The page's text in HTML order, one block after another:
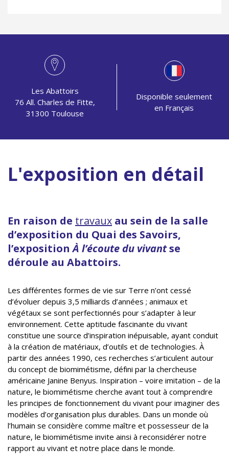
Les Abattoirs
76 All. Charles de Fitte,
31300 Toulouse
Disponible seulement
en Français
L'exposition en détail
En raison de travaux au sein de la salle
d’exposition du Quai des Savoirs,
l’expositionÀ l’écoute du vivantse
déroule au Abattoirs.
Les différentes formes de vie sur Terre n’ont cessé
d’évoluer depuis 3,5 milliards d’années ; animaux et
végétaux se sont perfectionnés pour s’adapter à leur
environnement. Cette aptitude fascinante du vivant
constitue une source d’inspiration inépuisable, ayant conduit
à la création de matériaux, d’outils et de technologies. À
partir des années 1990, ces recherches s’articulent autour
du concept de biomimétisme, défini par la chercheuse
américaine Janine Benyus. Inspiration – voire imitation – de la
nature, le biomimétisme cherche avant tout à comprendre
les principes de fonctionnement du vivant pour imaginer des
modèles d’organisation plus durables. Dans un monde où
l’humain se considère comme maître et possesseur de la
nature, le biomimétisme invite ainsi à reconsidérer notre
rapport au vivant et notre place dans le monde.